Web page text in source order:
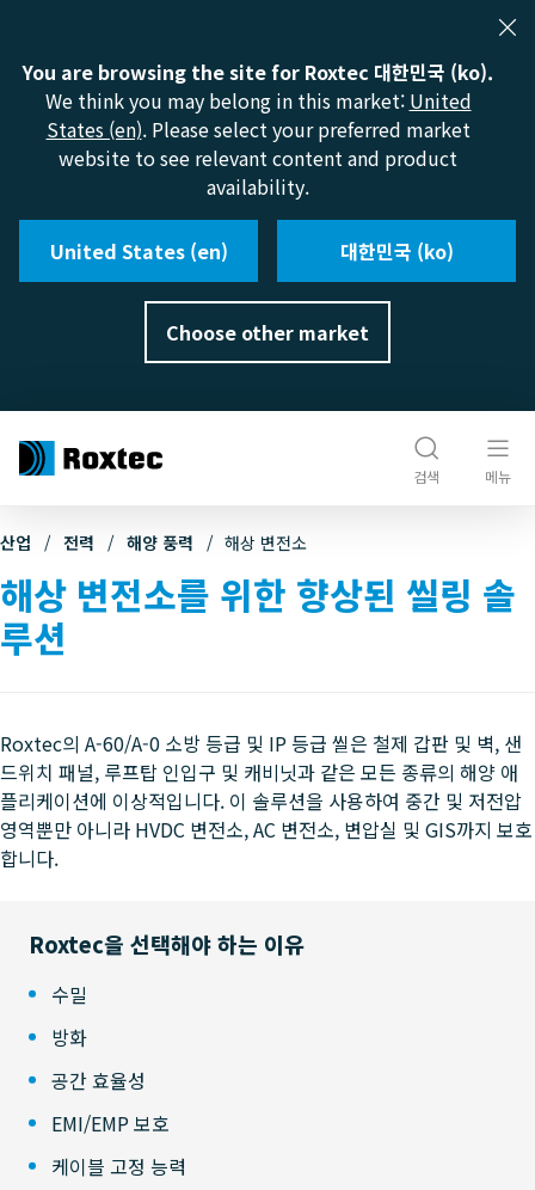
You are browsing the site for Roxtec 대한민국 (ko).
We think you may belong in this market: United
States (en). Please select your preferred market
website to see relevant content and product
availability.
United States (en) 대한민국 (ko)
Choose other market
검색 메뉴
산업 전력 해양 풍력 해상 변전소
해상 변전소를 위한 향상된 씰링 솔
루션
Roxtec의 A-60/A-0 소방 등급 및 IP 등급 씰은 철제 갑판 및 벽, 샌
드위치 패널, 루프탑 인입구 및 캐비닛과 같은 모든 종류의 해양 애
플리케이션에 이상적입니다. 이 솔루션을 사용하여 중간 및 저전압
영역뿐만 아니라 HVDC 변전소, AC 변전소, 변압실 및 GIS까지 보호
합니다.
Roxtec을 선택해야 하는 이유
수밀
방화
공간 효율성
EMI/EMP 보호
케이블 고정 능력